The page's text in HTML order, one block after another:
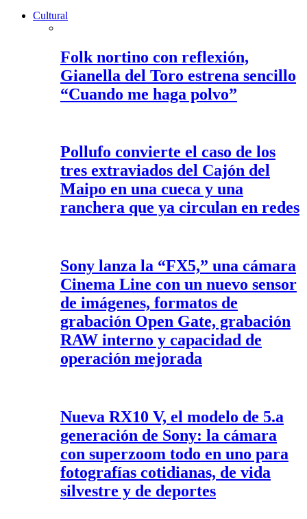
Cultural
Folk nortino con reflexión,
Gianella del Toro estrena sencillo
“Cuando me haga polvo”
Pollufo convierte el caso de los
tres extraviados del Cajón del
Maipo en una cueca y una
ranchera que ya circulan en redes
Sony lanza la “FX5,” una cámara
Cinema Line con un nuevo sensor
de imágenes, formatos de
grabación Open Gate, grabación
RAW interno y capacidad de
operación mejorada
Nueva RX10 V, el modelo de 5.a
generación de Sony: la cámara
con superzoom todo en uno para
fotografías cotidianas, de vida
silvestre y de deportes